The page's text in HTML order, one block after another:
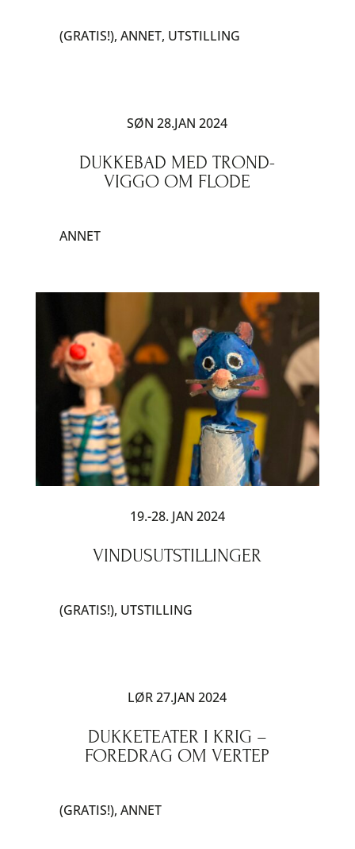
(GRATIS!), ANNET, UTSTILLING
SØN 28.JAN 2024
DUKKEBAD MED TROND-
VIGGO OM FLODE
ANNET
19.-28. JAN 2024
VINDUSUTSTILLINGER
(GRATIS!), UTSTILLING
LØR 27.JAN 2024
DUKKETEATER I KRIG –
FOREDRAG OM VERTEP
(GRATIS!), ANNET